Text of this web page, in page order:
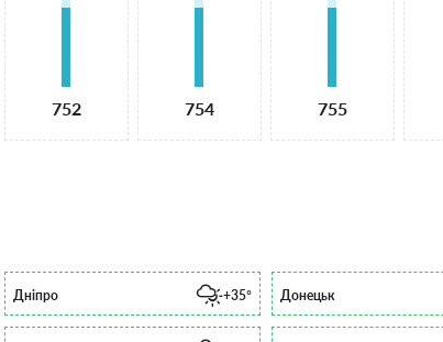
752 754 755
Дніпро +35° Донецьк